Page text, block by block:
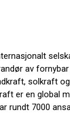
av
solkraft
er en global
rundt 7000